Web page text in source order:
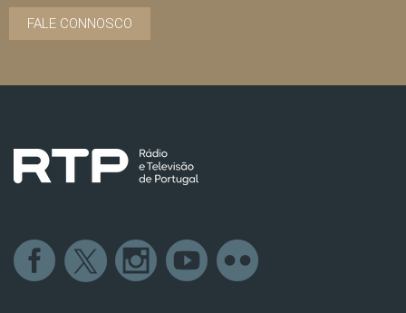
FALE CONNOSCO